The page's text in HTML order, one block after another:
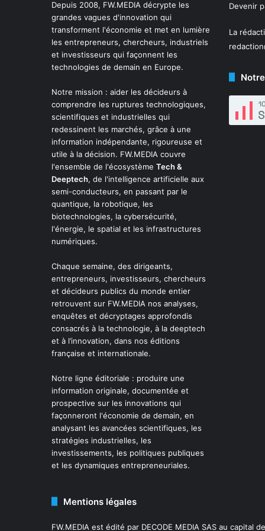
Depuis 2008, FW.MEDIA décrypte les
grandes vagues d'innovation qui
transforment l'économie et met en lumière
les entrepreneurs, chercheurs, industriels
et investisseurs qui façonnent les
technologies de demain en Europe.
Notre mission : aider les décideurs à
comprendre les ruptures technologiques,
scientifiques et industrielles qui
redessinent les marchés, grâce à une
information indépendante, rigoureuse et
utile à la décision. FW.MEDIA couvre
l'ensemble de l'écosystème Tech &
Deeptech, de l'intelligence artificielle aux
semi-conducteurs, en passant par le
quantique, la robotique, les
biotechnologies, la cybersécurité,
l'énergie, le spatial et les infrastructures
numériques.
Chaque semaine, des dirigeants,
entrepreneurs, investisseurs, chercheurs
et décideurs publics du monde entier
retrouvent sur FW.MEDIA nos analyses,
enquêtes et décryptages approfondis
consacrés à la technologie, à la deeptech
et à l’innovation, dans nos éditions
française et internationale.
Notre ligne éditoriale : produire une
information originale, documentée et
prospective sur les innovations qui
façonneront l'économie de demain, en
analysant les avancées scientifiques, les
stratégies industrielles, les
investissements, les politiques publiques
et les dynamiques entrepreneuriales.
Devenir
La
Mentions légales
FW.MEDIA est édité par DECODE MEDIA SAS au capital